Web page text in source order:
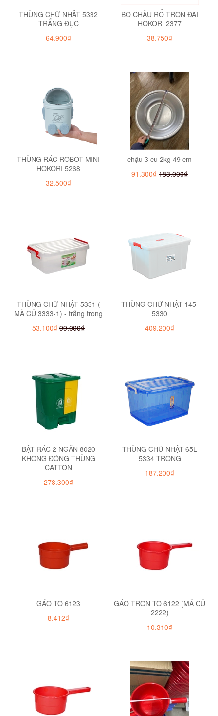
THÙNG CHỮ NHẬT 5332
TRẮNG ĐỤC
64.900₫
BỘ CHẬU RỔ TRÒN ĐẠI
HOKORI 2377
38.750₫
THÙNG RÁC ROBOT MINI
HOKORI 5268
32.500₫
chậu 3 cu 2kg 49 cm
91.300₫ 183.000₫
THÙNG CHỮ NHẬT 5331 (
MÃ CŨ 3333-1) - trắng trong
53.100₫ 99.000₫
THÙNG CHỮ NHẬT 145-
5330
409.200₫
BẬT RÁC 2 NGĂN 8020
KHÔNG ĐÓNG THÙNG
CATTON
278.300₫
THÙNG CHỮ NHẬT 65L
5334 TRONG
187.200₫
GÁO TO 6123
8.412₫
GÁO TRƠN TO 6122 (MÃ CŨ
2222)
10.310₫